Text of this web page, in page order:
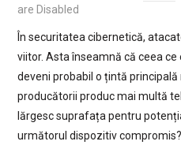
are Disabled
În securitatea cibernetică,
viitor. Asta înseamnă că ceea
deveni probabil o țintă
producătorii produc mai multă
lărgesc suprafața pentru
următorul dispozitiv